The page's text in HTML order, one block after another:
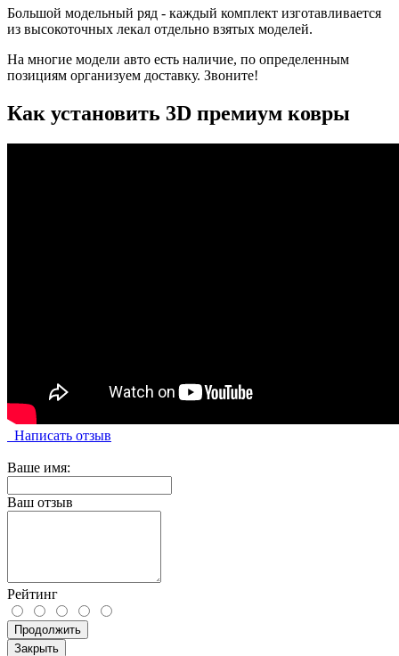
Большой модельный ряд - каждый комплект изготавливается
из высокоточных лекал отдельно взятых моделей.
На многие модели авто есть наличие, по определенным
позициям организуем доставку. Звоните!
Как установить 3D премиум ковры
Написать отзыв
Ваше имя:
Ваш отзыв
Рейтинг
Продолжить
Закрыть